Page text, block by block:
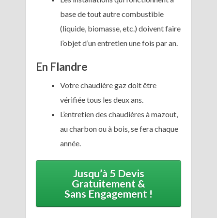
base de tout autre combustible
(liquide, biomasse, etc.) doivent faire
l’objet d’un entretien une fois par an.
En Flandre
Votre chaudière gaz doit être
vérifiée tous les deux ans.
L’entretien des chaudières à mazout,
au charbon ou à bois, se fera chaque
année.
Jusqu’à 5 Devis
Gratuitement &
Sans Engagement !